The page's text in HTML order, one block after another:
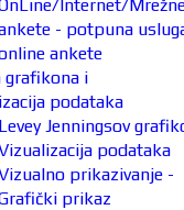
Internet/
- potpuna
ankete
grafikona i
podataka
Levey Jenningsov
podataka
prikazivanje -
prikaz